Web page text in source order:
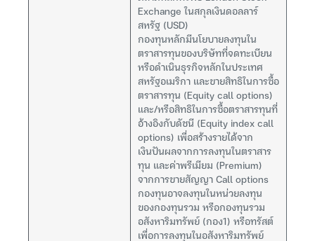
Exchange ในสกุลเงินดอลลาร์
สหรัฐ (USD)
กองทุนหลักมีนโยบายลงทุนใน
ตราสารทุนของบริษัทที่จดทะเบียน
หรือดำเนินธุรกิจหลักในประเทศ
สหรัฐอเมริกา และขายสิทธิในการซื้อ
ตราสารทุน (Equity call options)
และ/หรือสิทธิในการซื้อตราสารทุนที่
อ้างอิงกับดัชนี (Equity index call
options) เพื่อสร้างรายได้จาก
เงินปันผลจากการลงทุนในตราสาร
ทุน และค่าพรีเมียม (Premium)
จากการขายสัญญา Call options
กองทุนอาจลงทุนในหน่วยลงทุน
ของกองทุนรวม หรือกองทุนรวม
อสังหาริมทรัพย์ (กอง1) หรือทรัสต์
เพื่อการลงทุนในอสังหาริมทรัพย์